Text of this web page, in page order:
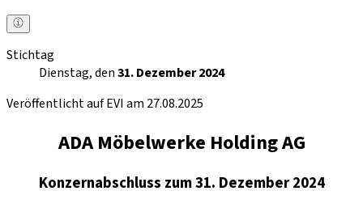
Stichtag
Dienstag, den31. Dezember 2024
Veröffentlicht auf EVI am 27.08.2025
ADA Möbelwerke Holding AG
Konzernabschluss zum 31. Dezember 2024